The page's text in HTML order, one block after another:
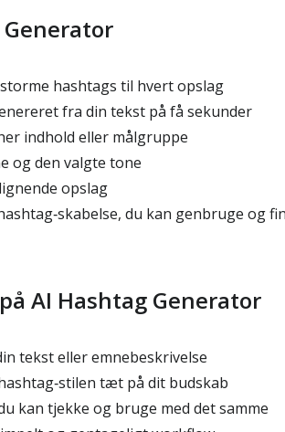
hashtags til hvert opslag
fra din tekst på få sekunder
indhold eller målgruppe
og den valgte tone
opslag
du kan genbruge og
AI Hashtag Generator
tekst eller emnebeskrivelse
tæt på dit budskab
kan tjekke og bruge med det samme